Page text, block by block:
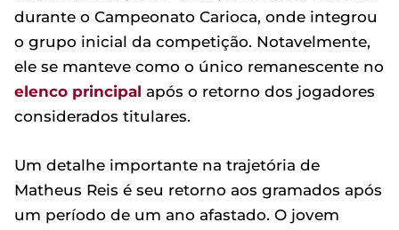
durante o Campeonato Carioca, onde integrou
o grupo inicial da competição. Notavelmente,
ele se manteve como o único remanescente no
elenco principal após o retorno dos jogadores
considerados titulares.
Um detalhe importante na trajetória de
Matheus Reis é seu retorno aos gramados após
um período de um ano afastado. O jovem